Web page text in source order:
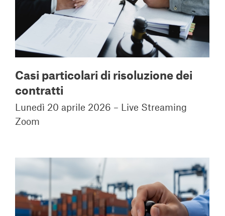
Casi particolari di risoluzione dei
contratti
Lunedì 20 aprile 2026 – Live Streaming
Zoom